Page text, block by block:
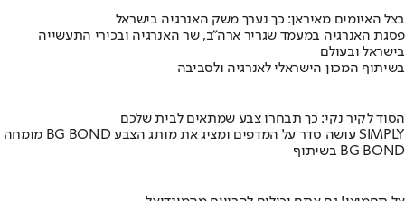
בצל האיומים מאיראן: כך נערך משק האנרגיה בישראל
פסגת האנרגיה במעמד שגריר ארה"ב, שר האנרגיה ובכירי התעשייה
בישראל ובעולם
בשיתוף המכון הישראלי לאנרגיה ולסביבה
הסוד לקיר נקי: כך תבחרו צבע שמתאים לבית שלכם
מומחה BG BOND עושה סדר על המדפים ומציג את מותג הצבע SIMPLY
בשיתוף BG BOND